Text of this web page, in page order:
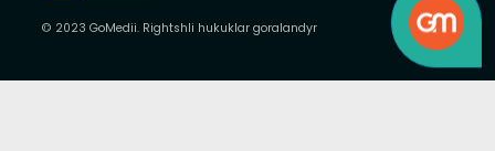
© 2023 GoMedii. Rightshli hukuklar goralandyr